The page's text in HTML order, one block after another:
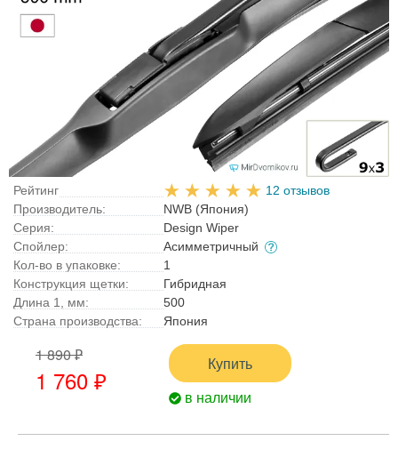
Рейтинг
12 отзывов
Производитель:
NWB (Япония)
Серия:
Design Wiper
Спойлер:
Асимметричный
Кол-во в упаковке:
1
Конструкция щетки:
Гибридная
Длина 1, мм:
500
Страна производства:
Япония
1 890 ₽
1 760 ₽
Купить
в наличии